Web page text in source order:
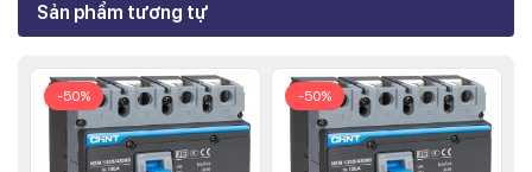
Sản phẩm tương tự
-50% -50%